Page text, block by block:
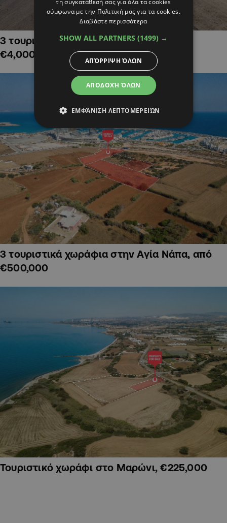
3 τουριστικά χωράφια στην Αλαμινό,
€4,000,000
3 τουριστικά χωράφια στην Αγία Νάπα, από
€500,000
Τουριστικό χωράφι στο Μαρώνι, €225,000
σύμφωνα με την Πολιτική μας για τα cookies.
Διαβάστε περισσότερα
SHOW ALL PARTNERS (1499) →
ΑΠΟΔΟΧΉ ΌΛΩΝ
ΑΠΌΡΡΙΨΗ ΌΛΩΝ
ΕΜΦΆΝΙΣΗ ΛΕΠΤΟΜΕΡΕΙΏΝ